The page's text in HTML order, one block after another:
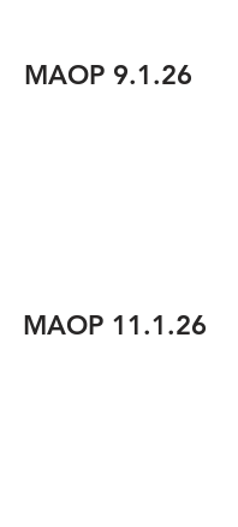
MAOP 9.1.26
MAOP 11.1.26